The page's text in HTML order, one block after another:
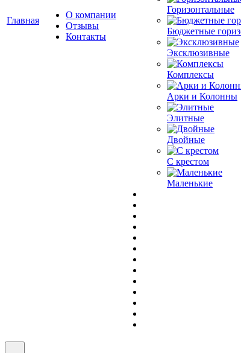
Главная
О компании
Отзывы
Контакты
Горизонтальные
Бюджетные
Эксклюзивные
Комплексы
Арки и Колонны
Элитные
Двойные
С крестом
Маленькие